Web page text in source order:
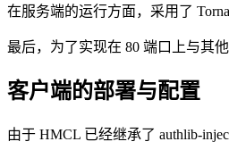
在服务端的运行方面，采用了
最后，为了实现在 80 端口上与其
客户端的部署与配置
由于 HMCL 已经继承了 authlib-